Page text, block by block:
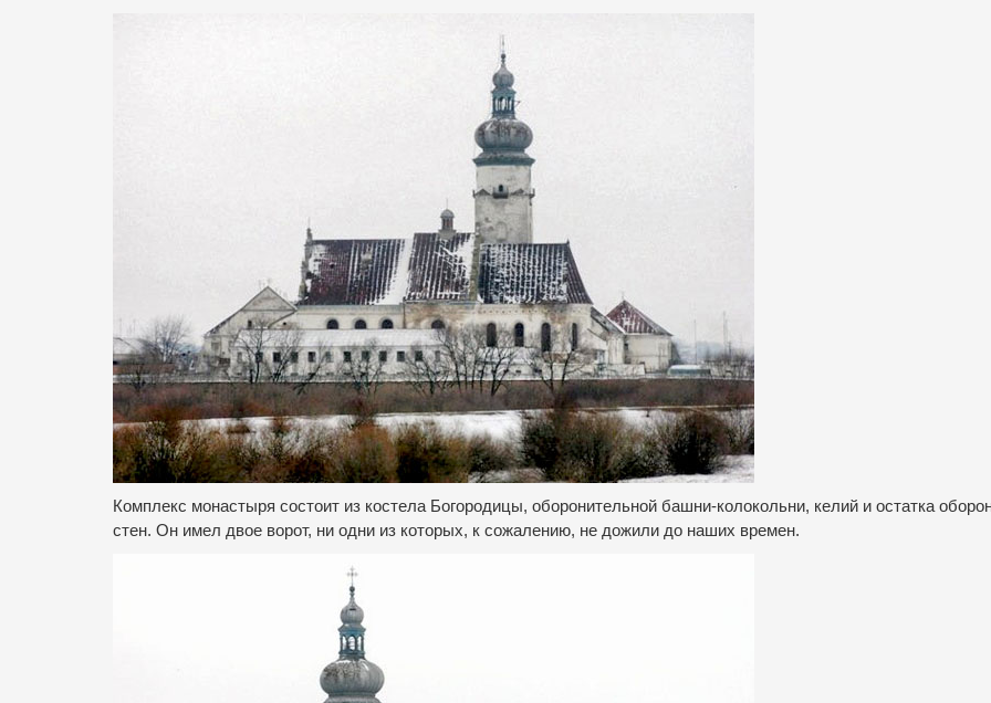
Комплекс монастыря состоит из костела Богородицы, оборонительной башни-колокольни, келий и остатка
стен. Он имел двое ворот, ни одни из которых, к сожалению, не дожили до наших времен.